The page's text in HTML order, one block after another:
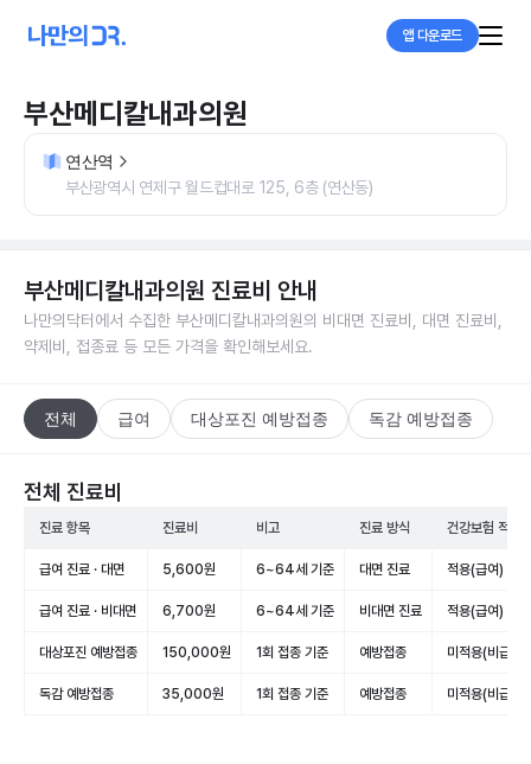
앱 다운로드
부산메디칼내과의원
연산역
부산광역시 연제구 월드컵대로 125, 6층 (연산동)
부산메디칼내과의원 진료비 안내
나만의닥터에서 수집한 부산메디칼내과의원의 비대면 진료비, 대면 진료비,
약제비, 접종료 등 모든 가격을 확인해보세요.
전체 급여 대상포진 예방접종 독감 예방접종
전체 진료비
진료 항목 진료비 비고 진료 방식 건강보험 적용
급여 진료 · 대면 5,600원 6~64세 기준 대면 진료 적용(급여)
급여 진료 · 비대면 6,700원 6~64세 기준 비대면 진료 적용(급여)
대상포진 예방접종 150,000원 1회 접종 기준 예방접종 미적용(비급여)
독감 예방접종 35,000원 1회 접종 기준 예방접종 미적용(비급여)